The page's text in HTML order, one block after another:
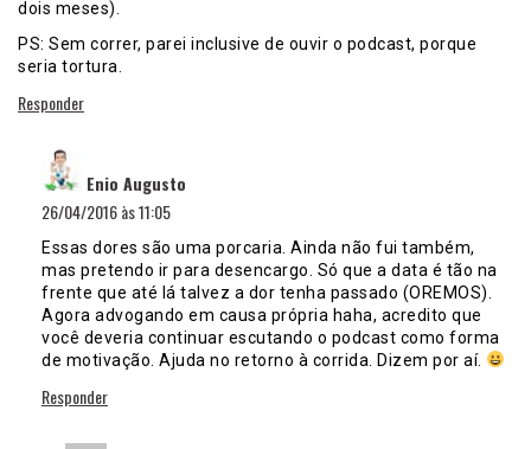
dois meses).
PS: Sem correr, parei inclusive de ouvir o podcast, porque
seria tortura.
Responder
Enio Augusto
26/04/2016 às 11:05
Essas dores são uma porcaria. Ainda não fui também,
mas pretendo ir para desencargo. Só que a data é tão na
frente que até lá talvez a dor tenha passado (OREMOS).
Agora advogando em causa própria haha, acredito que
você deveria continuar escutando o podcast como forma
de motivação. Ajuda no retorno à corrida. Dizem por aí.
Responder